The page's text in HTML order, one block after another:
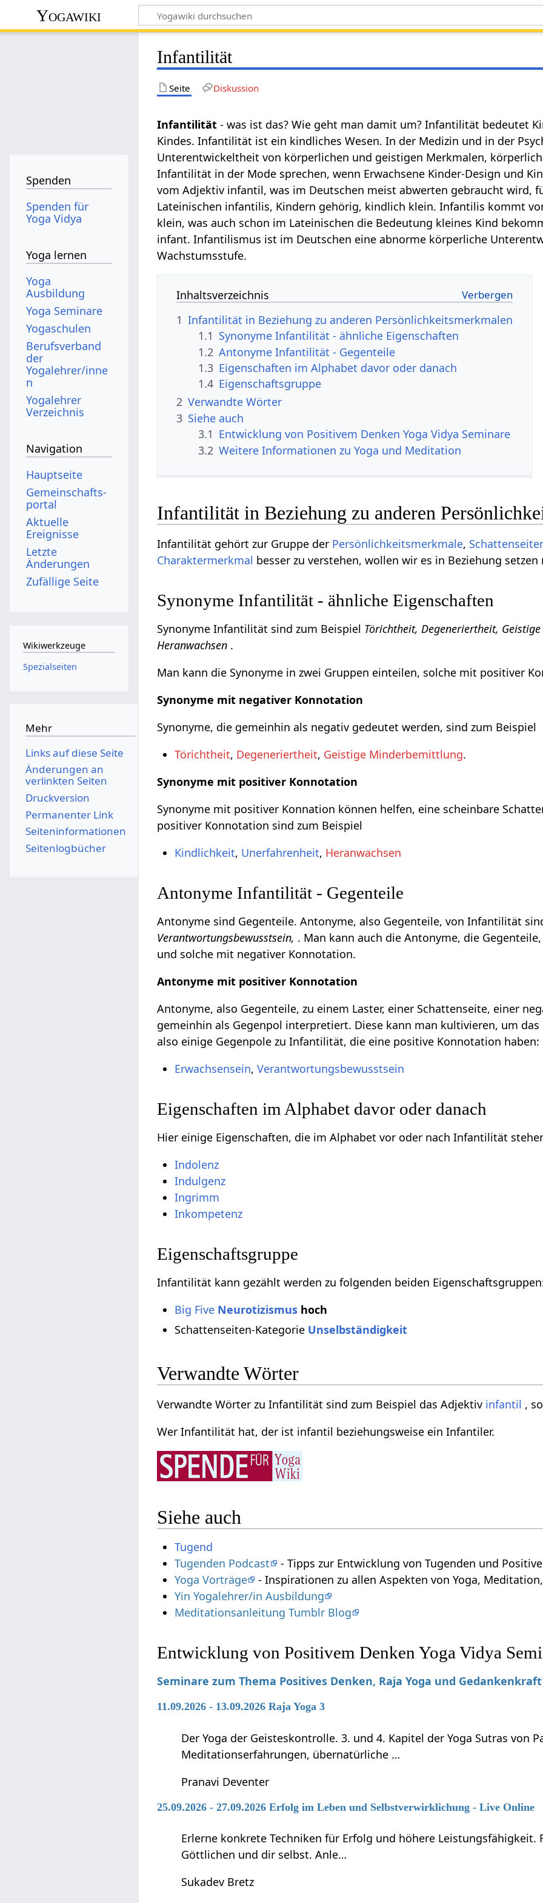
Yogawiki
Infantilität
Seite Diskussion
Infantilität - was ist das? Wie geht man damit um? Infantilität bedeutet
Kindes. Infantilität ist ein kindliches Wesen. In der Medizin und in der
Unterentwickeltheit von körperlichen und geistigen Merkmalen,
Infantilität in der Mode sprechen, wenn Erwachsene Kinder-Design und
vom Adjektiv infantil, was im Deutschen meist abwerten gebraucht
Lateinischen infantilis, Kindern gehörig, kindlich klein. Infantilis kommt
klein, was auch schon im Lateinischen die Bedeutung kleines Kind
infant. Infantilismus ist im Deutschen eine abnorme körperliche
Wachstumsstufe.
Inhaltsverzeichnis
1 Infantilität in Beziehung zu anderen Persönlichkeitsmerkmalen
1.1 Synonyme Infantilität - ähnliche Eigenschaften
1.2 Antonyme Infantilität - Gegenteile
1.3 Eigenschaften im Alphabet davor oder danach
1.4 Eigenschaftsgruppe
2 Verwandte Wörter
3 Siehe auch
3.1 Entwicklung von Positivem Denken Yoga Vidya Seminare
3.2 Weitere Informationen zu Yoga und Meditation
Infantilität in Beziehung zu anderen
Infantilität gehört zur Gruppe der Persönlichkeitsmerkmale,
Charaktermerkmal besser zu verstehen, wollen wir es in Beziehung
Synonyme Infantilität - ähnliche Eigenschaften
Synonyme Infantilität sind zum Beispiel Törichtheit, Degeneriertheit,
Heranwachsen .
Man kann die Synonyme in zwei Gruppen einteilen, solche mit positiver
Synonyme mit negativer Konnotation
Synonyme, die gemeinhin als negativ gedeutet werden, sind zum Beispiel
Törichtheit, Degeneriertheit, Geistige Minderbemittlung.
Synonyme mit positiver Konnotation
Synonyme mit positiver Konnation können helfen, eine scheinbare
positiver Konnotation sind zum Beispiel
Kindlichkeit, Unerfahrenheit, Heranwachsen
Antonyme Infantilität - Gegenteile
Antonyme sind Gegenteile. Antonyme, also Gegenteile, von Infantilität
Verantwortungsbewusstsein, . Man kann auch die Antonyme, die
und solche mit negativer Konnotation.
Antonyme mit positiver Konnotation
Antonyme, also Gegenteile, zu einem Laster, einer Schattenseite, einer
gemeinhin als Gegenpol interpretiert. Diese kann man kultivieren, um
also einige Gegenpole zu Infantilität, die eine positive Konnotation haben:
Erwachsensein,Verantwortungsbewusstsein
Eigenschaften im Alphabet davor oder danach
Hier einige Eigenschaften, die im Alphabet vor oder nach Infantilität
Indolenz
Indulgenz
Ingrimm
Inkompetenz
Eigenschaftsgruppe
Infantilität kann gezählt werden zu folgenden beiden
Big Five Neurotizismus hoch
Schattenseiten-Kategorie Unselbständigkeit
Verwandte Wörter
Verwandte Wörter zu Infantilität sind zum Beispiel das Adjektiv infantil ,
Wer Infantilität hat, der ist infantil beziehungsweise ein Infantiler.
Siehe auch
Tugend
Tugenden Podcast
- Tipps zur Entwicklung von Tugenden und
Yoga Vorträge
- Inspirationen zu allen Aspekten von Yoga,
Yin Yogalehrer/in Ausbildung
Meditationsanleitung Tumblr Blog
Entwicklung von Positivem Denken Yoga Vidya
Seminare zum Thema Positives Denken, Raja Yoga und Gedankenkraft
11.09.2026 - 13.09.2026 Raja Yoga 3
Der Yoga der Geisteskontrolle. 3. und 4. Kapitel der Yoga Sutras von
Meditationserfahrungen, übernatürliche …
Pranavi Deventer
25.09.2026 - 27.09.2026 Erfolg im Leben und Selbstverwirklichung - Live Online
Erlerne konkrete Techniken für Erfolg und höhere
Göttlichen und dir selbst. Anle…
Sukadev Bretz
Spenden
Spenden für
Yoga Vidya
Yoga lernen
Yoga
Ausbildung
Yoga Seminare
Yogaschulen
Berufsverband
der
Yogalehrer/inne
n
Yogalehrer
Verzeichnis
Navigation
Hauptseite
Gemeinschafts­
portal
Aktuelle
Ereignisse
Letzte
Änderungen
Zufällige Seite
Wikiwerkzeuge
Spezialseiten
Mehr
Links auf diese Seite
Änderungen an
verlinkten Seiten
Druckversion
Permanenter Link
Seiten­­informationen
Seitenlogbücher